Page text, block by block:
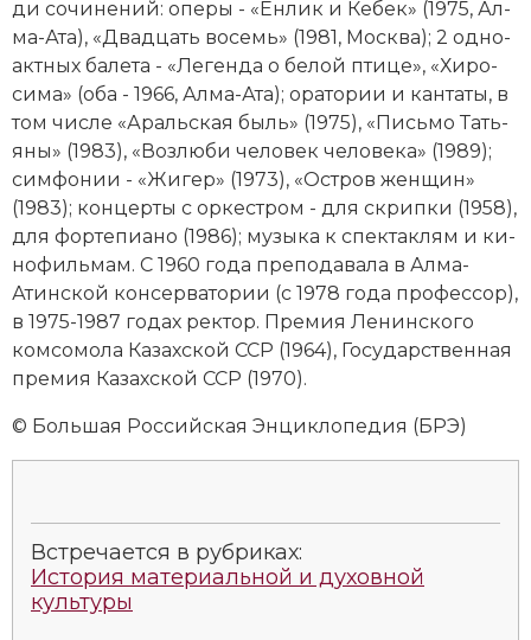
Социально-экономическая история
Специальные исторические дисциплины
СССР
Южная Америка
ди со­чи­не­ний: опе­ры - «Ен­лик и Ке­бек» (1975, Ал­
ма-Ата), «Два­дцать во­семь» (1981, Мо­ск­ва); 2 од­но­
акт­ных ба­ле­та - «Ле­ген­да о бе­лой пти­це», «Хи­ро­
си­ма» (оба - 1966, Ал­ма-Ата); ора­то­рии и кан­та­ты, в
том числе «Араль­ская быль» (1975), «Пись­мо Тать­
я­ны» (1983), «Воз­лю­би че­ло­век че­ло­ве­ка» (1989);
сим­фо­нии - «Жи­гер» (1973), «Ост­ров жен­щин»
(1983); кон­цер­ты с ор­ке­ст­ром - для скрип­ки (1958),
для фортепиано (1986); му­зы­ка к спек­так­лям и ки­
но­филь­мам. С 1960 года пре­по­да­ва­ла в Ал­ма-
Атин­ской консерватории (с 1978 года профессор),
в 1975-1987 годах рек­тор. Премия Ле­нин­ско­го
ком­со­мо­ла Ка­захской ССР (1964), Государственная
премия Казахской ССР (1970).
© Большая Российская Энциклопедия (БРЭ)
Встречается в рубриках:
История материальной и духовной
культуры